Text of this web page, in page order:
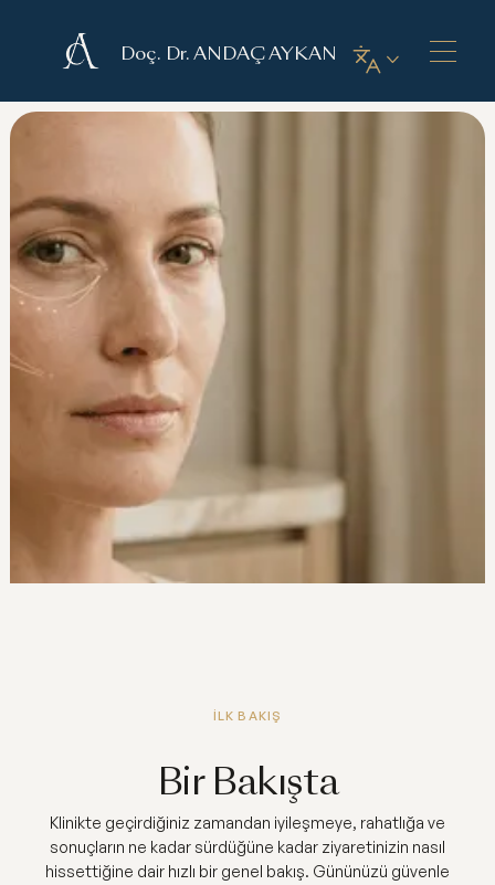
Doç. Dr. ANDAÇ AYKAN
İLK BAKIŞ
Bir Bakışta
Klinikte geçirdiğiniz zamandan iyileşmeye, rahatlığa ve
sonuçların ne kadar sürdüğüne kadar ziyaretinizin nasıl
hissettiğine dair hızlı bir genel bakış. Gününüzü güvenle